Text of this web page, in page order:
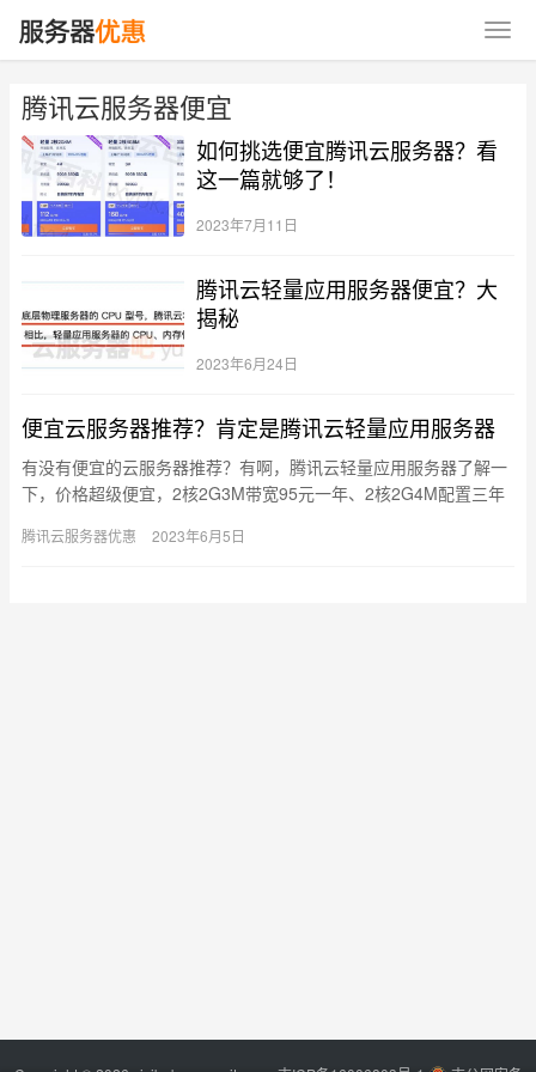
腾讯云服务器便宜
如何挑选便宜腾讯云服务器？看
这一篇就够了！
2023年7月11日
腾讯云轻量应用服务器便宜？大
揭秘
2023年6月24日
便宜云服务器推荐？肯定是腾讯云轻量应用服务器
有没有便宜的云服务器推荐？有啊，腾讯云轻量应用服务器了解一
下，价格超级便宜，2核2G3M带宽95元一年、2核2G4M配置三年
腾讯云服务器优惠 2023年6月5日